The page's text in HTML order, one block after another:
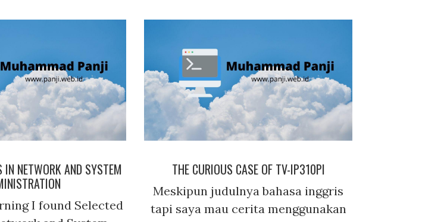
IN NETWORK AND SYSTEM
I found Selected
THE CURIOUS CASE OF TV-IP310PI
Meskipun judulnya bahasa inggris
tapi saya mau cerita menggunakan